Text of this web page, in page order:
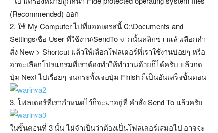
(Recommended) ออก
2. ใช้ My Computer ไปที่แอดเดรสนี้ C:\Documents and
Settings\ชื่อ User ที่ใช้งาน\SendTo จากนั้นคลิกขวาแล้วเลือกคำ
สั่ง New > Shortcut แล้วให้เลือกโฟลเดอร์ที่เราใช้งานบ่อยๆ หรือ
อาจะเลือกโปรแกรมที่เราต้องทำให้ทำงานด้วยก็ได้ครับ แล้วกด
ปุ่ม Next ไปเรื่อยๆ จนกระทั้งเจอปุ่ม Finish ก็เป็นอันเสร็จขั้นตอน
3. โฟลเดอร์ที่เรากำหนดไว้ก็จะมาอยู่ที่ คำสั่ง Send To แล้วครับ
ในขั้นตอนที่ 3 นั้น ไม่จำเป็นว่าต้องเป็นโฟลเดอร์เสมอไป อาจจะ